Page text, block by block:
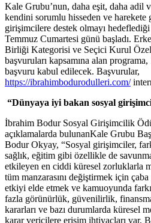
Kale Grubu’nun, daha eşit, daha adil
kendini sorumlu hisseden ve harekete
girişimcilere destek olmayı
Temmuz Cumartesi günü başladı.
Birliği Kategorisi ve Seçici Kurul
başvuruları kapsamına alan
başvuru kabul edilecek. Başvurular,
https://ibrahimbodurodulleri.com/
“Dünyaya iyi bakan sosyal
İbrahim Bodur Sosyal Girişimcilik
açıklamalarda bulunanKale Grubu
Bodur Okyay, “Sosyal girişimciler,
sağlık, eğitim gibi özellikle de
etkileyen en ciddi küresel zorluklarla
tüm manzarasını değiştirmek için
etkiyi elde etmek ve kamuoyunda
fazla görünürlük, güvenilirlik,
kararları ve bazı durumlarda küresel
karar vericilere erişim ihtiyaçları var.